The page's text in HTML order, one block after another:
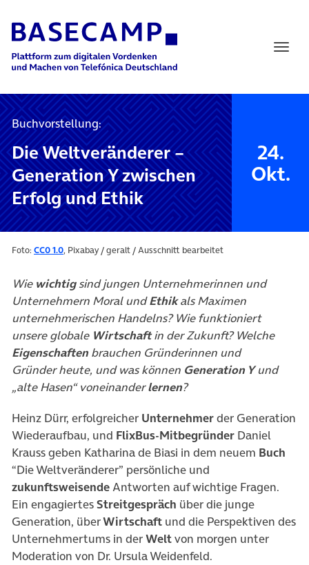
Main Navigation
Buchvorstellung:
Die Weltveränderer –
Generation Y zwischen
Erfolg und Ethik
24.
Okt.
Foto: CC0 1.0, Pixabay / geralt / Ausschnitt bearbeitet
Wie wichtigsind jungen Unternehmerinnen und
Unternehmern Moral undEthikals Maximen
unternehmerischen Handelns? Wie funktioniert
unsere globale Wirtschaftin der Zukunft? Welche
Eigenschaftenbrauchen Gründerinnen und
Gründer heute, und was können Generation Yund
„alte Hasen“ voneinanderlernen?
Heinz Dürr, erfolgreicher Unternehmerder Generation
Wiederaufbau, und FlixBus-Mitbegründer Daniel
Krauss geben Katharina de Biasi in dem neuem Buch
“Die Weltveränderer” persönliche und
zukunftsweisendeAntworten auf wichtige Fragen.
Ein engagiertesStreitgespräch über die junge
Generation, überWirtschaft und die Perspektiven des
Unternehmertums in derWeltvon morgen unter
Moderation von Dr. Ursula Weidenfeld.